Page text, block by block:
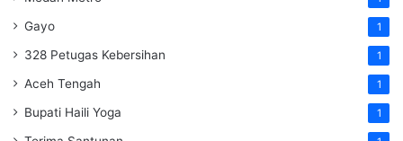
Gayo 1
328 Petugas Kebersihan 1
Aceh Tengah 1
Bupati Haili Yoga 1